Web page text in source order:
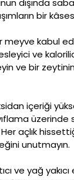
bir
meyve kabul
ve
ve bir
içeriği
üzerinde
açlık
unutmayın.
ve yağ